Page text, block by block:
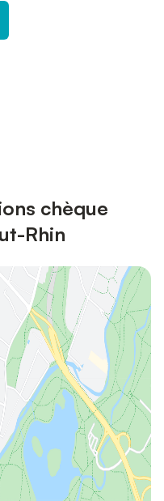
chèque
Rhin